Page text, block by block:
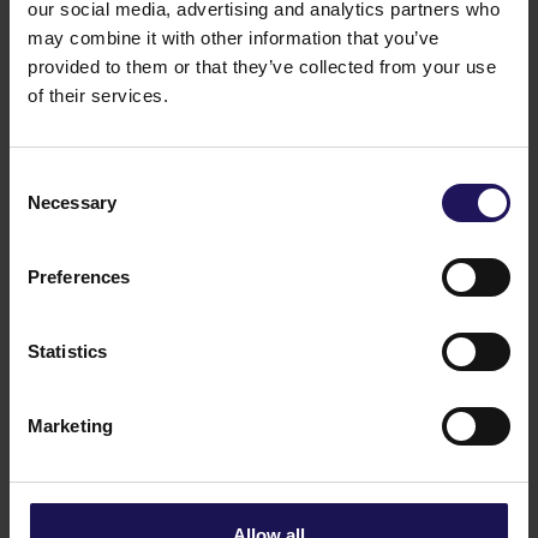
our social media, advertising and analytics partners who
may combine it with other information that you’ve
provided to them or that they’ve collected from your use
of their services.
Selection
Necessary
Preferences
Statistics
Marketing
04.08.2026 BIUROWE
Zobacz więcej
Wiodący międzynarodowy bank rozwija
działalność w Advance Business Center
29.07.2026 KORPORACYJNE
Zobacz więcej
GTC raportuje dalsze postępy z zakresu